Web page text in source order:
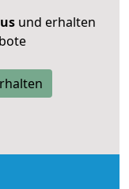
und erhalten